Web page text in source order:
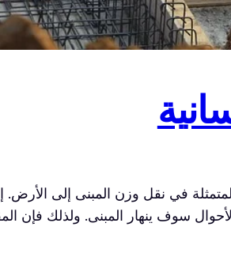
في نقل وزن المبنى إلى
ينهار المبنى. ولذلك فإن